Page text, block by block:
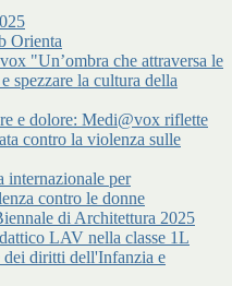
Orienta
"Un’ombra che attraversa le
spezzare la cultura della
e dolore: Medi@vox riflette
contro la violenza sulle
internazionale per
contro le donne
di Architettura 2025
LAV nella classe 1L
dei diritti dell'Infanzia e